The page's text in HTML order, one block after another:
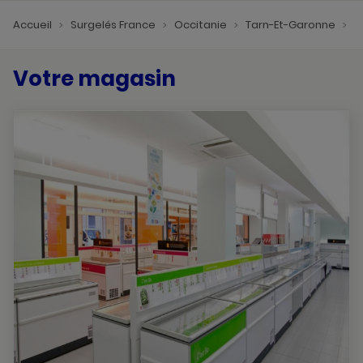
Accueil Surgelés France Occitanie Tarn-Et-Garonne
Votre magasin